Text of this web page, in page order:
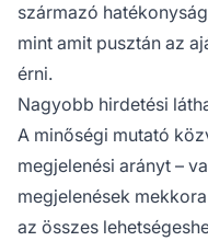
származó
mint amit pusztán az
érni.
Nagyobb hirdetési
A minőségi mutató
megjelenési arányt –
megjelenések
az összes